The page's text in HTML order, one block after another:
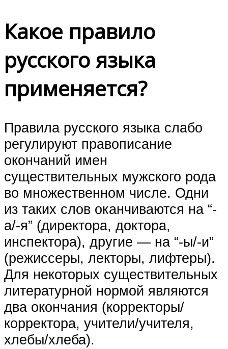
Какое правило
русского языка
применяется?
Правила русского языка слабо
регулируют правописание
окончаний имен
существительных мужского рода
во множественном числе. Одни
из таких слов оканчиваются на “-
а/-я” (директора, доктора,
инспектора), другие — на “-ы/-и”
(режиссеры, лекторы, лифтеры).
Для некоторых существительных
литературной нормой являются
два окончания (корректоры/
корректора, учители/учителя,
хлебы/хлеба).